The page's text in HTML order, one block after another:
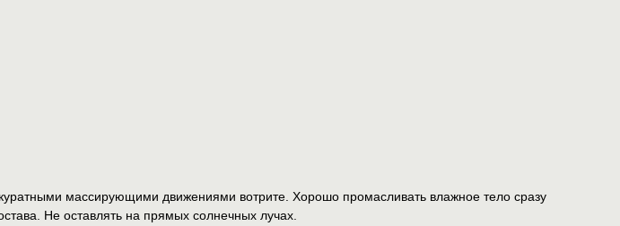
массирующими движениями вотрите. Хорошо промасливать влажное тело сразу
Не оставлять на прямых солнечных лучах.